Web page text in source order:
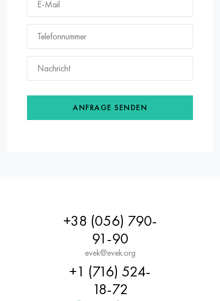
ANFRAGE SENDEN
+38 (056) 790-
91-90
evek@evek.org
+1 (716) 524-
18-72